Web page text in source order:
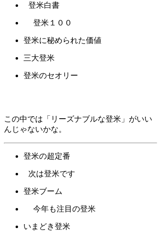
登米白書
登米１００
登米に秘められた価値
三大登米
登米のセオリー
この中では「リーズナブルな登米」がいい
んじゃないかな。
登米の超定番
次は登米です
登米ブーム
今年も注目の登米
いまどき登米